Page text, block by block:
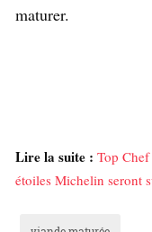
maturer.
Lire la suite : Top
étoiles Michelin seront